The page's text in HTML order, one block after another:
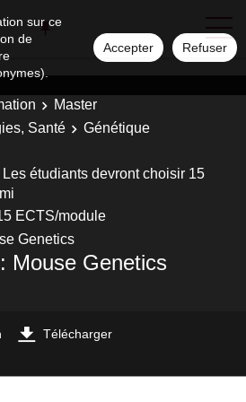
sur ce
de
Accepter Refuser
Master
Santé
Génétique
étudiants devront choisir 15
ECTS/module
Genetics
Mouse Genetics
Télécharger